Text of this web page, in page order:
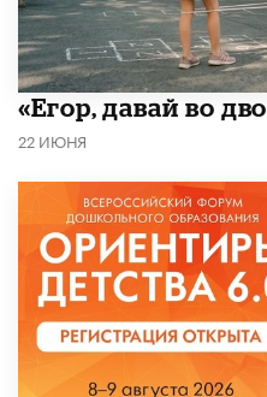
«Егор, давай во
22 ИЮНЯ